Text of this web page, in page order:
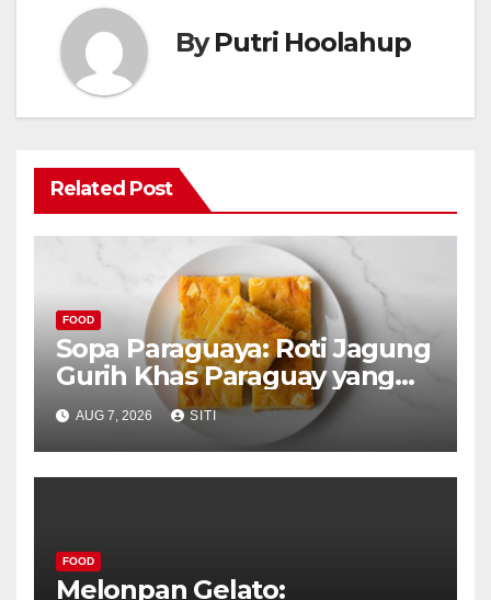
ByPutri Hoolahup
Related Post
FOOD
Sopa Paraguaya: Roti Jagung
Gurih Khas Paraguay yang
Unik
AUG 7, 2026 SITI
FOOD
Melonpan Gelato: